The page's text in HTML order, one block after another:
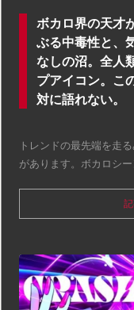
ボカロ界の天才
ぶる中毒性と、
なしの沼。全人
プアイコン。こ
対に語れない。
トレンドの最先端を走
があります。ボカロシ